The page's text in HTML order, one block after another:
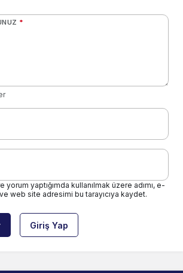
*
yorum yaptığımda kullanılmak üzere adımı, e-
web site adresimi bu tarayıcıya kaydet.
Giriş Yap